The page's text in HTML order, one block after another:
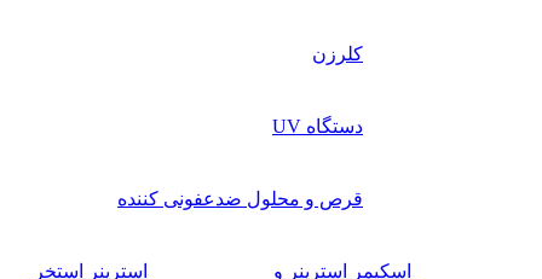
کلرزن
دستگاه UV
قرص و محلول ضدعفونی کننده
اسکیمر استرینر و
استرینر استخر